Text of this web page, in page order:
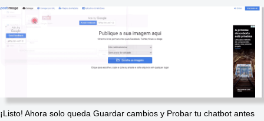
¡Listo! Ahora solo queda Guardar cambios y Probar tu chatbot antes